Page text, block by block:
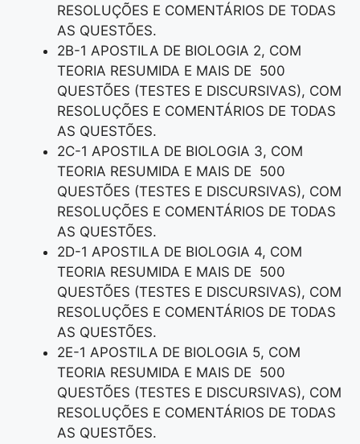
RESOLUÇÕES E COMENTÁRIOS DE TODAS
AS QUESTÕES.
2B-1 APOSTILA DE BIOLOGIA 2, COM
TEORIA RESUMIDA E MAIS DE 500
QUESTÕES (TESTES E DISCURSIVAS), COM
RESOLUÇÕES E COMENTÁRIOS DE TODAS
AS QUESTÕES.
2C-1 APOSTILA DE BIOLOGIA 3, COM
TEORIA RESUMIDA E MAIS DE 500
QUESTÕES (TESTES E DISCURSIVAS), COM
RESOLUÇÕES E COMENTÁRIOS DE TODAS
AS QUESTÕES.
2D-1 APOSTILA DE BIOLOGIA 4, COM
TEORIA RESUMIDA E MAIS DE 500
QUESTÕES (TESTES E DISCURSIVAS), COM
RESOLUÇÕES E COMENTÁRIOS DE TODAS
AS QUESTÕES.
2E-1 APOSTILA DE BIOLOGIA 5, COM
TEORIA RESUMIDA E MAIS DE 500
QUESTÕES (TESTES E DISCURSIVAS), COM
RESOLUÇÕES E COMENTÁRIOS DE TODAS
AS QUESTÕES.